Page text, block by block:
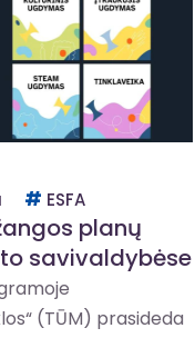
ESFA
planų
savivaldybėse
(TŪM) prasideda